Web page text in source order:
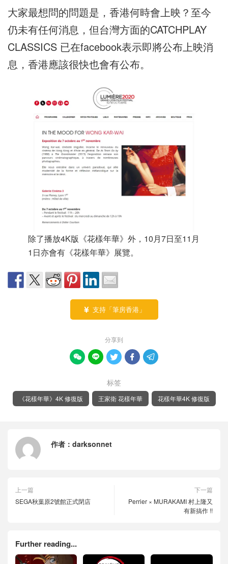
大家最想問的問題是，香港何時會上映？至今
仍未有任何消息，但台灣方面的CATCHPLAY
CLASSICS 已在facebook表示即將公布上映消
息，香港應該很快也會有公布。
除了播放4K版《花樣年華》外，10月7日至11月
1日亦會有《花樣年華》展覽。
 支持「筆房香港」
分享到
    
标签
《花樣年華》4K 修復版 王家衛 花樣年華 花樣年華4K 修復版
作者： darksonnet
上一篇
SEGA秋葉原2號館正式閉店
下一篇
Perrier × MURAKAMI 村上隆又
有新搞作 !!
Further reading...